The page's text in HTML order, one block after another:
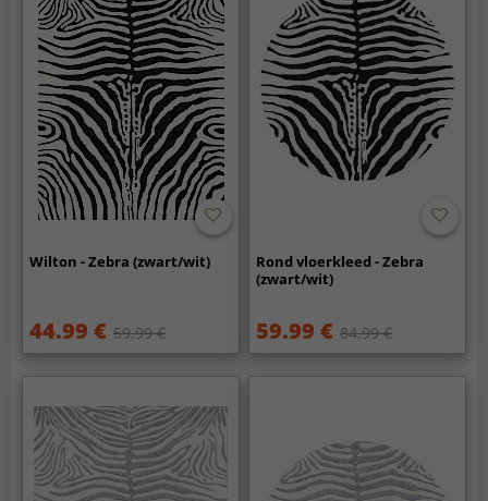
Wilton - Zebra (zwart/wit)
44.99 € 59.99 €
Rond vloerkleed - Zebra
(zwart/wit)
59.99 € 84.99 €